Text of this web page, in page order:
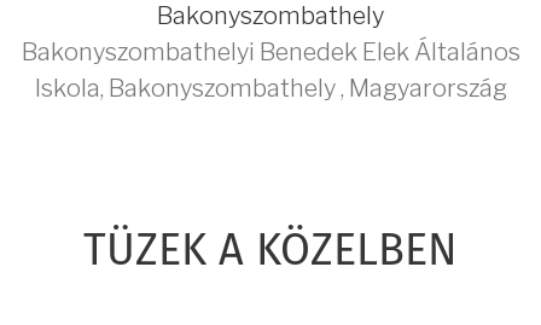
Bakonyszombathely
Bakonyszombathelyi Benedek Elek Általános
Iskola, Bakonyszombathely, Magyarország
TÜZEK A KÖZELBEN